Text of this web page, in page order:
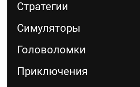
Стратегии
Симуляторы
Головоломки
Приключения